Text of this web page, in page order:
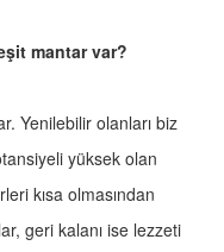
mantar var?
Yenilebilir olanları biz
yüksek olan
kısa olmasından
geri kalanı ise lezzeti